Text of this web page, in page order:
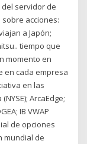
servidor de
sobre acciones:
a Japón;
tiempo que
momento en
en cada empresa
en las
ArcaEdge;
IB VWAP
de opciones
mundial de